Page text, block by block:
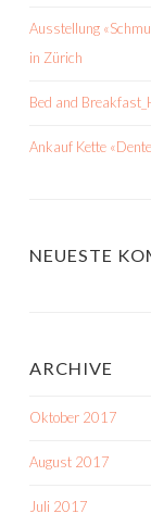
Ausstellung
in Zürich
Bed and
Ankauf Kette
NEUESTE
ARCHIVE
Oktober 2017
August 2017
Juli 2017